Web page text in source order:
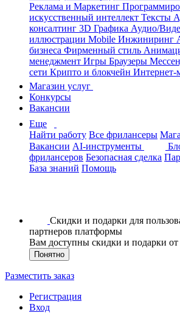
Реклама и Маркетинг
искусственный интеллект Тексты
консалтинг 3D Графика Аудио/
иллюстрации Mobile Инжиниринг
бизнеса Фирменный стиль
менеджмент Игры Браузеры
сети Крипто и блокчейн Интернет-
Магазин услуг
Конкурсы
Вакансии
Еще
Найти работу Все фрилансеры
Вакансии AI-инструменты
фрилансеров Безопасная сделка
База знаний Помощь
Скидки и подарки для
партнеров платформы
Вам доступны скидки и подарки от
Понятно
Разместить заказ
Регистрация
Вход